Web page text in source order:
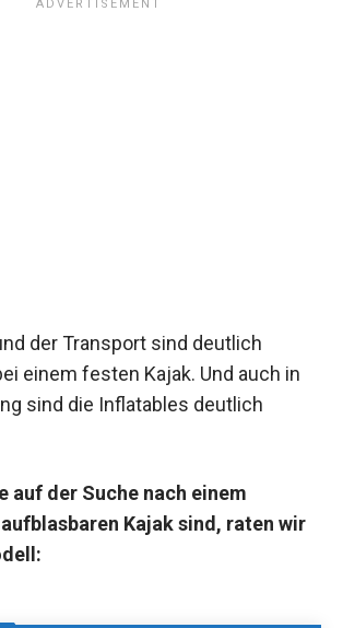
der Transport sind deutlich
einem festen Kajak. Und auch in
sind die Inflatables deutlich
auf der Suche nach einem
Kajak sind, raten wir